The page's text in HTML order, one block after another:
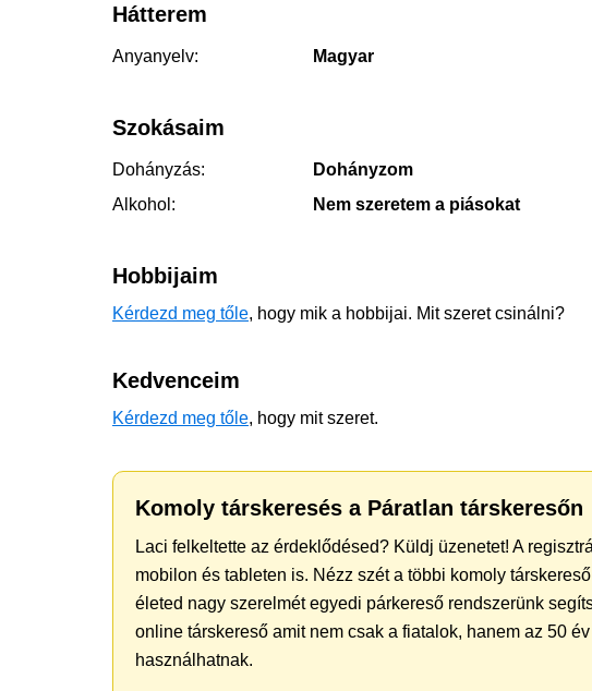
Hátterem
Anyanyelv: Magyar
Szokásaim
Dohányzás:
Dohányzom
Alkohol:
Nem szeretem a piásokat
Hobbijaim
Kérdezd meg tőle, hogy mik a hobbijai. Mit szeret csinálni?
Kedvenceim
Kérdezd meg tőle, hogy mit szeret.
Komoly társkeresés a Páratlan társkeresőn
Laci felkeltette az érdeklődésed? Küldj üzenetet! A
mobilon és tableten is. Nézz szét a többi komoly
életed nagy szerelmét egyedi párkereső rendszerünk
online társkereső amit nem csak a fiatalok, hanem az 50
használhatnak.